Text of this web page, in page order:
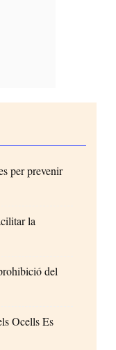
per prevenir
la
del
Ocells Es